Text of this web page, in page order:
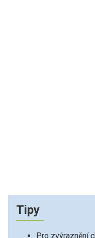
Tipy
Pro zvýraznění